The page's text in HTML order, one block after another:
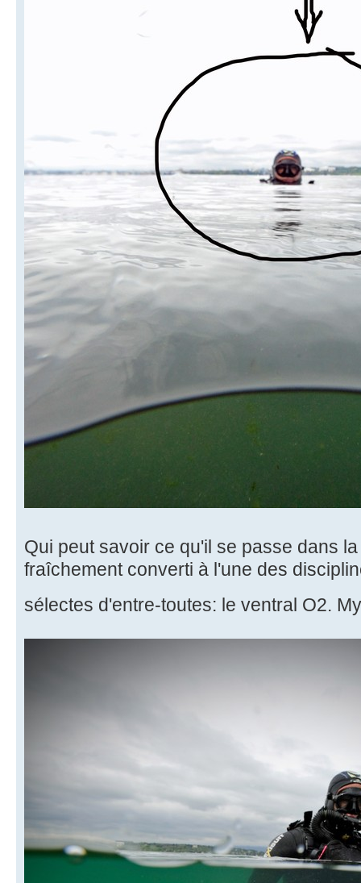
Qui peut savoir ce qu'il se passe dans
fraîchement converti à l'une des
sélectes d'entre-toutes: le ventral O2.